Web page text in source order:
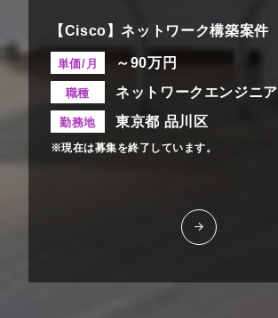
【Cisco】ネットワーク構築案件
単価/月 ～90万円
職種 ネットワークエンジニア
勤務地 東京都 品川区
※現在は募集を終了しています。